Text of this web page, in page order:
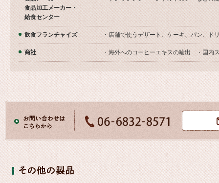
食品加工メーカー・
給食センター
飲食フランチャイズ ・店舗で使うデザート、ケーキ、パン、ド
商社 ・海外へのコーヒーエキスの輸出 ・国内